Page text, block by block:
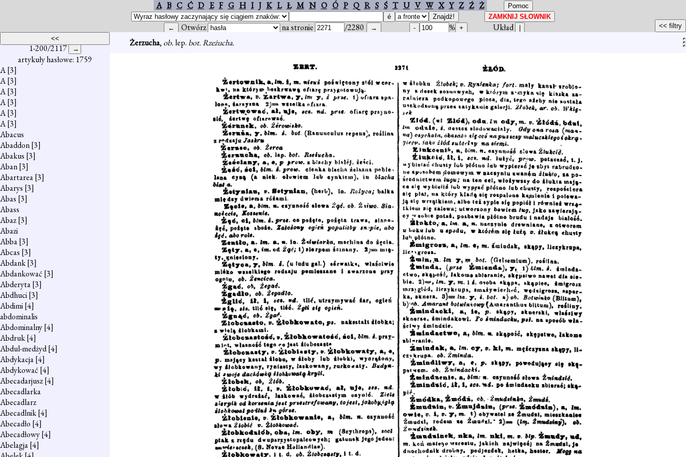
A B C Ć D E F G H I J K L Ł M N O Ó P Q R S Ś T U V W X Y Z Ź Ż
Otwórz na stronie /2280 %
Układ
1-200/2117
artykuły hasłowe: 1759
A[3]
A[3]
A[3]
A[3]
A[3]
A[3]
Abacus
Abaddon[3]
Abakus [3]
Aban[3]
Abartarea[3]
Abarys [3]
Abas [3]
Abass
Abaz[3]
Abazi
Abba[3]
Abcas [3]
Abdank[3]
Abdankować [3]
Abderyta[3]
Abdhuci[3]
Abdimi[4]
abdominalis
Abdominalny[4]
Abdruk[4]
Abdul-medżyd[4]
Abdykacja[4]
Abdykować [4]
Abecadarjusz[4]
Abecadlarka
Abecadlarz
Abecadlnik[4]
Abecadło [4]
Abecadłowy[4]
Abelagja[4]
Żerzucha, ob. lep. bot. Rzeżucha.